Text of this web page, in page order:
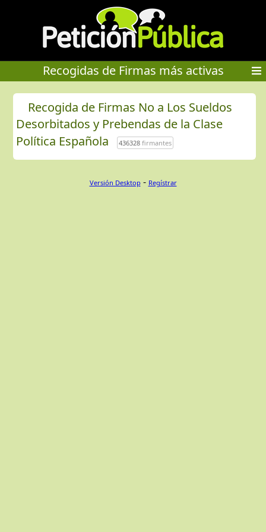
Recogidas de Firmas más activas
Recogida de Firmas No a Los Sueldos
Desorbitados y Prebendas de la Clase
Política Española
436328firmantes
Versión Desktop - Regístrar